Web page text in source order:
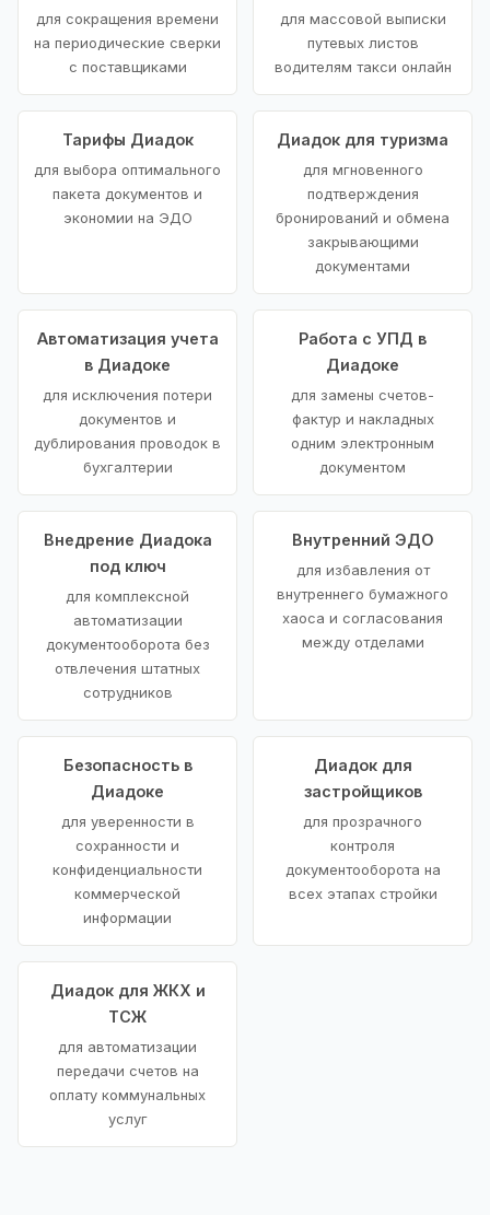
для сокращения времени
на периодические сверки
с поставщиками
для массовой выписки
путевых листов
водителям такси онлайн
Тарифы Диадок
для выбора оптимального
пакета документов и
экономии на ЭДО
Диадок для туризма
для мгновенного
подтверждения
бронирований и обмена
закрывающими
документами
Автоматизация учета
в Диадоке
для исключения потери
документов и
дублирования проводок в
бухгалтерии
Работа с УПД в
Диадоке
для замены счетов-
фактур и накладных
одним электронным
документом
Внедрение Диадока
под ключ
для комплексной
автоматизации
документооборота без
отвлечения штатных
сотрудников
Внутренний ЭДО
для избавления от
внутреннего бумажного
хаоса и согласования
между отделами
Безопасность в
Диадоке
для уверенности в
сохранности и
конфиденциальности
коммерческой
информации
Диадок для
застройщиков
для прозрачного
контроля
документооборота на
всех этапах стройки
Диадок для ЖКХ и
ТСЖ
для автоматизации
передачи счетов на
оплату коммунальных
услуг